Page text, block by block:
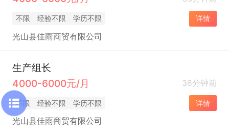
不限 经验不限 学历不限 详情
光山县佳雨商贸有限公司
生产组长
4000-6000元/月
36分钟前
不限 经验不限 学历不限 详情
光山县佳雨商贸有限公司